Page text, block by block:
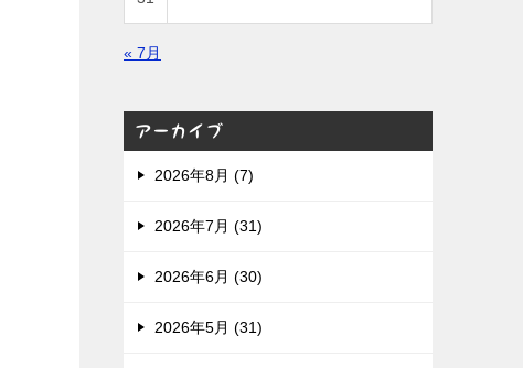
« 7月
アーカイブ
2026年8月 (7)
2026年7月 (31)
2026年6月 (30)
2026年5月 (31)